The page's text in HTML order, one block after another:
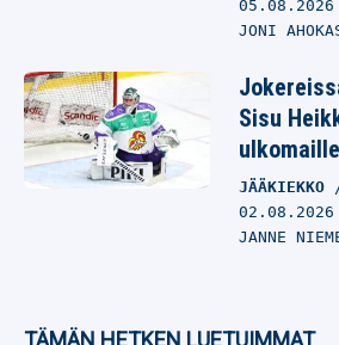
05.08.2026
JONI
Sisu
ulkomaille
JÄÄKIEKKO
02.08.2026
JANNE
TÄMÄN HETKEN LUETUIMMAT